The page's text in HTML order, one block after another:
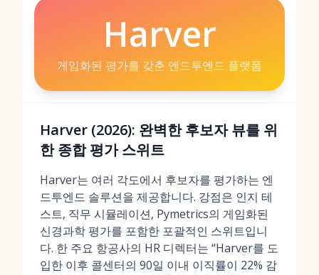
Harver
게임화된 평가를 갖춘 엔드투엔드 플랫폼
Harver (2026): 완벽한 후보자 뷰를 위
한 종합 평가 스위트
Harver는 여러 각도에서 후보자를 평가하는 엔
드투엔드 솔루션을 제공합니다. 강점은 인지 테
스트, 직무 시뮬레이션, Pymetrics의 게임화된
신경과학 평가를 포함한 포괄적인 스위트입니
다. 한 주요 항공사의 HR 디렉터는 “Harver를 도
입한 이후 콜센터의 90일 이내 이직률이 22% 감